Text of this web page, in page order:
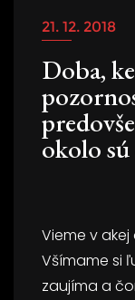
21. 12. 2018
Doba,
okolo
Vieme v
Všímame si
zaujíma a